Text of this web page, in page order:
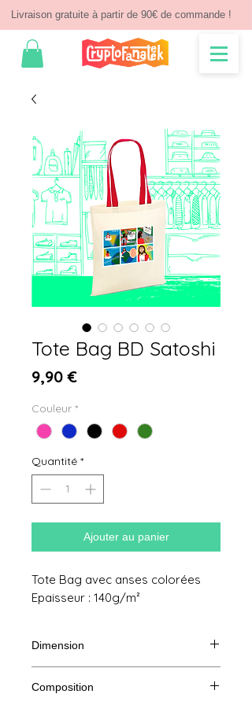
Livraison gratuite à partir de 90€ de commande !
Tote Bag BD Satoshi
9,90 €Prix
Couleur *
Quantité *
Ajouter au panier
Tote Bag avec anses colorées
Epaisseur : 140g/m²
Dimension
Composition